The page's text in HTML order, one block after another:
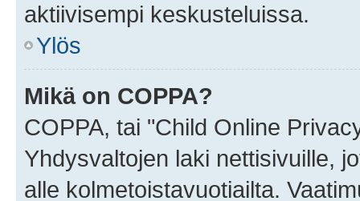
aktiivisempi keskusteluissa.
Ylös
Mikä on COPPA?
COPPA, tai "Child Online
Yhdysvaltojen laki nettisivuille,
alle kolmetoistavuotiailta.